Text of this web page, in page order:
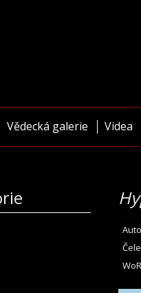
Vědecká galerie Videa